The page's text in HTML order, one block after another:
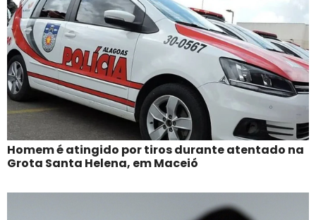
Homem é atingido por tiros durante atentado na
Grota Santa Helena, em Maceió